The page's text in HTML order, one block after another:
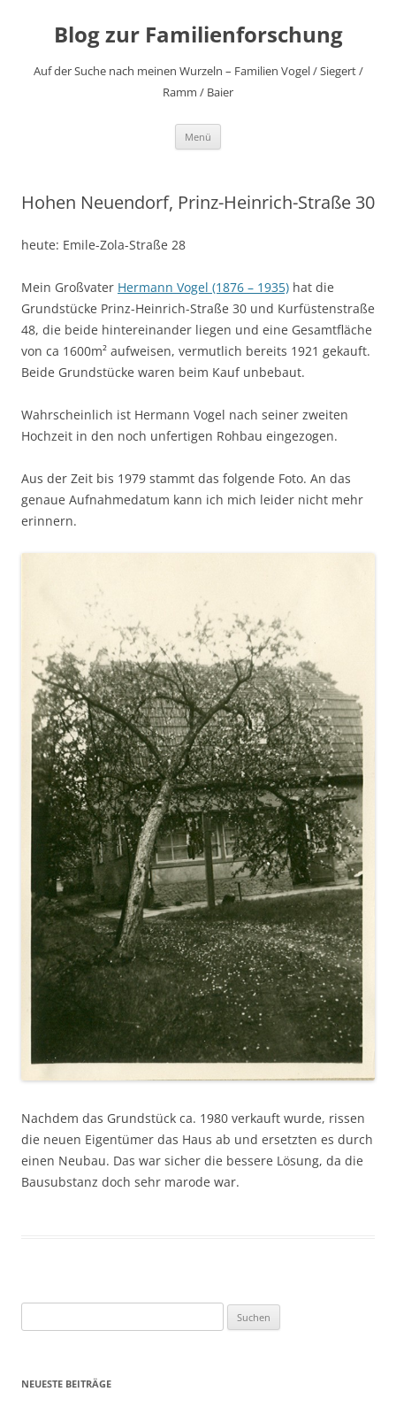
springenBlog zur Familienforschung
Auf der Suche nach meinen Wurzeln – Familien Vogel / Siegert /
Ramm / Baier
Menü
Hohen Neuendorf, Prinz-Heinrich-Straße 30
heute: Emile-Zola-Straße 28
Mein Großvater Hermann Vogel (1876 – 1935) hat die
Grundstücke Prinz-Heinrich-Straße 30 und Kurfüstenstraße
48, die beide hintereinander liegen und eine Gesamtfläche
von ca 1600m² aufweisen, vermutlich bereits 1921 gekauft.
Beide Grundstücke waren beim Kauf unbebaut.
Wahrscheinlich ist Hermann Vogel nach seiner zweiten
Hochzeit in den noch unfertigen Rohbau eingezogen.
Aus der Zeit bis 1979 stammt das folgende Foto. An das
genaue Aufnahmedatum kann ich mich leider nicht mehr
erinnern.
Nachdem das Grundstück ca. 1980 verkauft wurde, rissen
die neuen Eigentümer das Haus ab und ersetzten es durch
einen Neubau. Das war sicher die bessere Lösung, da die
Bausubstanz doch sehr marode war.
nach:
NEUESTE BEITRÄGE